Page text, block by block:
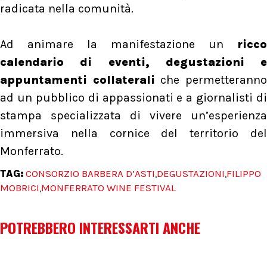
radicata nella comunità.
Ad animare la manifestazione un ricco
calendario di eventi, degustazioni e
appuntamenti collaterali che permetteranno
ad un pubblico di appassionati e a giornalisti di
stampa specializzata di vivere un’esperienza
immersiva nella cornice del territorio del
Monferrato.
TAG: CONSORZIO BARBERA D’ASTI,DEGUSTAZIONI,FILIPPO
MOBRICI,MONFERRATO WINE FESTIVAL
POTREBBERO INTERESSARTI ANCHE